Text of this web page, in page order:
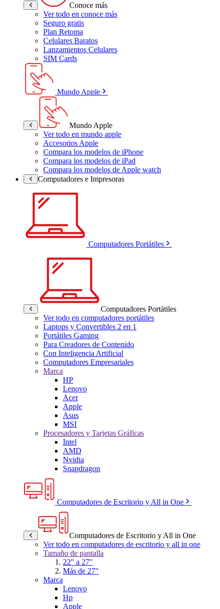
Conoce más
Ver todo en conoce más
Seguro gratis
Plan Retoma
Celulares Baratos
Lanzamientos Celulares
SIM Cards
Mundo Apple
Mundo Apple
Ver todo en mundo apple
Accesorios Apple
Compara los modelos de iPhone
Compara los modelos de iPad
Compara los modelos de Apple watch
Computadores e Impresoras
Computadores Portátiles
Computadores Portátiles
Ver todo en computadores portátiles
Laptops y Convertibles 2 en 1
Portátiles Gaming
Para Creadores de Contenido
Con Inteligencia Artificial
Computadores Empresariales
Marca
HP
Lenovo
Acer
Apple
Asus
MSI
Procesadores y Tarjetas Gráficas
Intel
AMD
Nvidia
Snapdragon
Computadores de Escritorio y All in One
Computadores de Escritorio y All in One
Ver todo en computadores de escritorio y all in one
Tamaño de pantalla
22" a 27"
Más de 27"
Marca
Lenovo
Hp
Apple